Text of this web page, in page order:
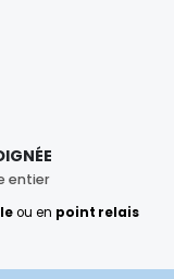
entier
ou en point relais